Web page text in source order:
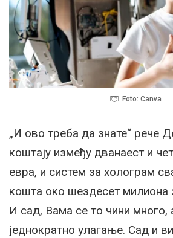
Foto: Canva
„И ово треба да знате“ рече
коштају између дванаест и
евра, и систем за холограм
кошта око шездесет милиона
И сад, Вама се то чини много,
једнократно улагање. Сад и